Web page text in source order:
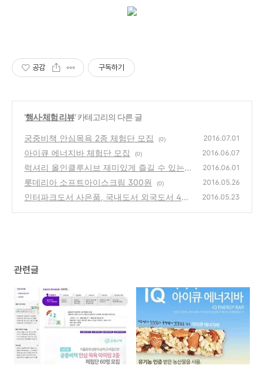
공감 구독하기
'행사·체험 리뷰' 카테고리의 다른 글
궁중비책 안심목욕 2종 체험단 모집 (0) 2016.07.01
아이큐 에너지바 체험단 모집 (0) 2016.06.07
럭셔리 올인클루시브 재미있게 즐길 수 있는
방법?! 켄싱턴 제주 호텔 서포터즈 모집중 :: 여
유로움이 넘치는 제주에서 여름휴가를 즐겨보
아요!
2016.06.01
롯데리아 소프트아이스크림 300원 (0) 2016.05.26
인터파크도서 사은품, 국내도서 외국도서 4만
2016.05.23
관련글